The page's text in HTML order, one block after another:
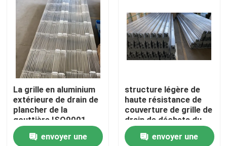
Maison
La grille en aluminium
extérieure de drain de
plancher de la
gouttière ISO9001
grillent anticorrosion
envoyer une
structure légère de
haute résistance de
couverture de grille de
drain de déchets du
plancher Q235 de
1500mmenvoyer une